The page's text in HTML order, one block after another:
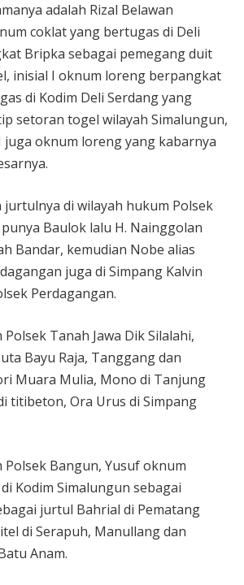
adalah Rizal Belawan
coklat yang bertugas di Deli
Bripka sebagai pemegang duit
inisial I oknum loreng berpangkat
di Kodim Deli Serdang yang
setoran togel wilayah Simalungun,
juga oknum loreng yang kabarnya
di wilayah hukum Polsek
Baulok lalu H. Nainggolan
Bandar, kemudian Nobe alias
juga di Simpang Kalvin
Perdagangan.
Tanah Jawa Dik Silalahi,
Bayu Raja, Tanggang dan
Muara Mulia, Mono di Tanjung
titibeton, Ora Urus di Simpang
Polsek Bangun, Yusuf oknum
Kodim Simalungun sebagai
jurtul Bahrial di Pematang
di Serapuh, Manullang dan
Anam.